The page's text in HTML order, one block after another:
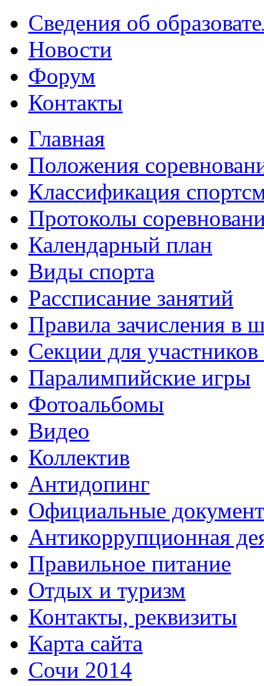
Сведения об
Новости
Форум
Контакты
Главная
Положения
Классификация
Протоколы
Календарный план
Виды спорта
Рассписание занятий
Правила зачисления в
Секции для
Паралимпийские игры
Фотоальбомы
Видео
Коллектив
Антидопинг
Официальные
Антикоррупционная
Правильное питание
Отдых и туризм
Контакты, реквизиты
Карта сайта
Сочи 2014